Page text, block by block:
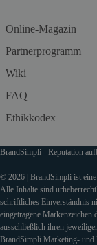
Online-Magazin
Partnerprogramm
Wiki
FAQ
Ethikkodex
BrandSimpli - Reputation
© 2026 | BrandSimpli ist
Alle Inhalte sind
schriftliches Einverständnis
eingetragene
ausschließlich ihren
BrandSimpli Marketing- und